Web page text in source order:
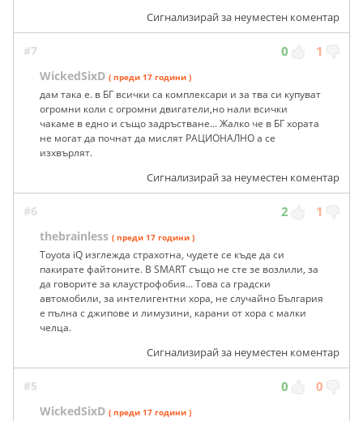
Сигнализирай за неуместен коментар
#7 0 1
WickedSixD ( преди 17 години )
дам така е. в БГ всички са комплексари и за тва си купуват
огромни коли с огромни двигатели,но нали всички
чакаме в едно и също задръстване... Жалко че в БГ хората
не могат да почнат да мислят РАЦИОНАЛНО а се
изхвърлят.
Сигнализирай за неуместен коментар
#6 2 1
thebrainless ( преди 17 години )
Toyota iQ изглежда страхотна, чудете се къде да си
пакирате файтоните. В SMART също не сте зе возлили, за
да говорите за клаустрофобия... Това са градски
автомобили, за интелигентни хора, не случайно България
е пълна с джипове и лимузини, карани от хора с малки
челца.
Сигнализирай за неуместен коментар
#5 0 0
WickedSixD ( преди 17 години )